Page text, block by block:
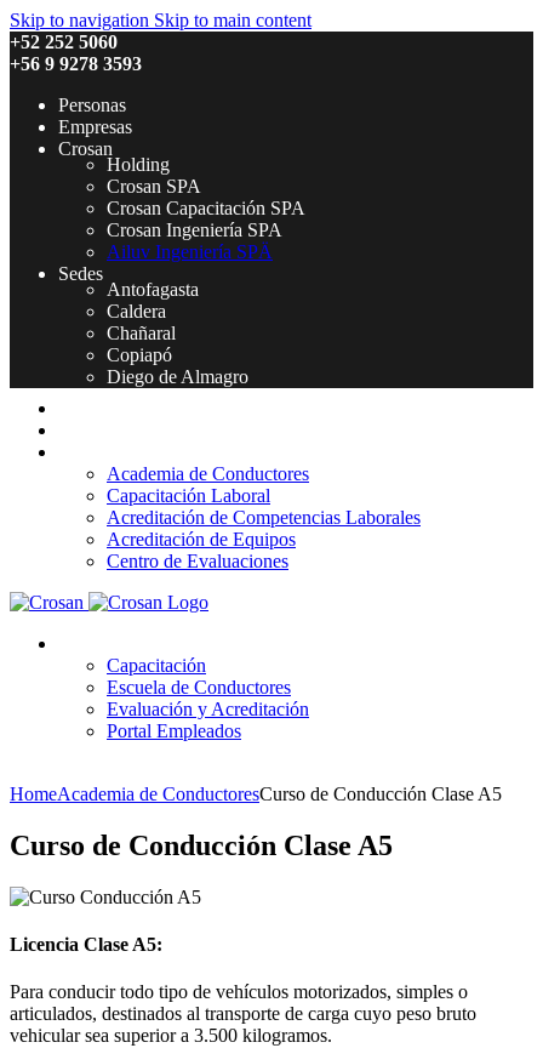
Skip to navigation Skip to main content
+52 252 5060
+56 9 9278 3593
Personas
Empresas
Crosan
Holding
Crosan SPA
Crosan Capacitación SPA
Crosan Ingeniería SPA
Ailuv Ingeniería SPÄ
Sedes
Antofagasta
Caldera
Chañaral
Copiapó
Diego de Almagro
Academia de Conductores
Capacitación Laboral
Acreditación de Competencias Laborales
Acreditación de Equipos
Centro de Evaluaciones
Capacitación
Escuela de Conductores
Evaluación y Acreditación
Portal Empleados
HomeAcademia de ConductoresCurso de Conducción Clase A5
Curso de Conducción Clase A5
Licencia Clase A5:
Para conducir todo tipo de vehículos motorizados, simples o
articulados, destinados al transporte de carga cuyo peso bruto
vehicular sea superior a 3.500 kilogramos.